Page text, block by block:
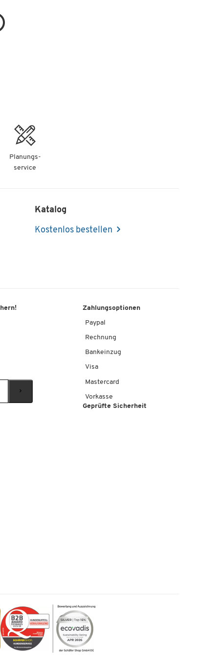
Planungs-
service
Katalog
Kostenlos bestellen
Zahlungsoptionen
Paypal
Rechnung
Bankeinzug
Visa
Mastercard
Vorkasse
Geprüfte Sicherheit